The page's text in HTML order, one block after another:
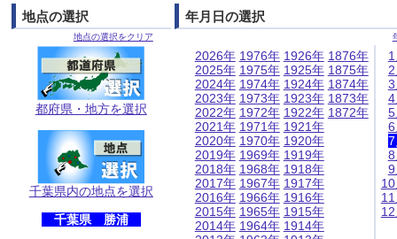
地点の選択
地点の選択をクリア
都府県・地方を選択
千葉県内の地点を選択
千葉県 勝浦
年月日の選択
2026年
2025年
2024年
2023年
2022年
2021年
2020年
2019年
2018年
2017年
2016年
2015年
2014年
1976年
1975年
1974年
1973年
1972年
1971年
1970年
1969年
1968年
1967年
1966年
1965年
1964年
1926年
1925年
1924年
1923年
1922年
1921年
1920年
1919年
1918年
1917年
1916年
1915年
1914年
1876年
1875年
1874年
1873年
1872年